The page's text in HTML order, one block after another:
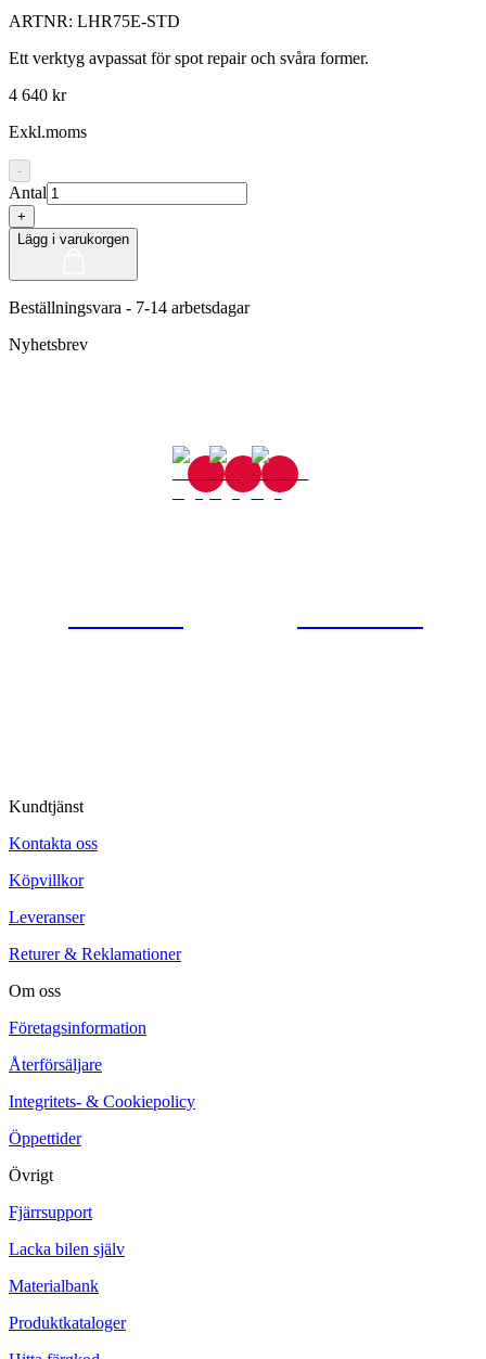
ARTNR: LHR75E-STD
Ett verktyg avpassat för spot repair och svåra former.
4 640 kr
Exkl.moms
-
Antal
+
Lägg i varukorgen
Beställningsvara - 7-14 arbetsdagar
Nyhetsbrev
Kundtjänst
Kontakta oss
Köpvillkor
Leveranser
Returer & Reklamationer
Om oss
Företagsinformation
Återförsäljare
Integritets- & Cookiepolicy
Öppettider
Övrigt
Fjärrsupport
Lacka bilen själv
Materialbank
Produktkataloger